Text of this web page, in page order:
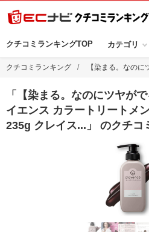
クチコミランキングTOP カテゴリ
クチコミランキング 【染まる。なの
「
【染まる。なのにツヤが
イエンス カラートリートメ
235g クレイス... 」 のクチコ